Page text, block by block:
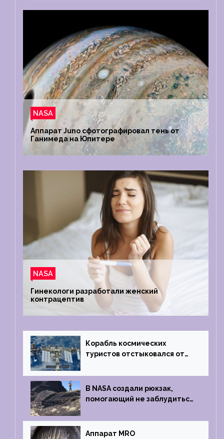
NASA
Аппарат Juno сфотографировал тень от
Ганимеда на Юпитере
NASA
Гинекологи разработали женский
контрацептив
Корабль космических
туристов отстыковался от
на Землю
В NASA создали рюкзак,
помогающий не заблудиться
Аппарат MRO